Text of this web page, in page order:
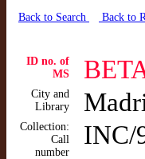
Back to Search Back to
ID no. of
MS
City and
Library
Collection:
Call
number
INC/